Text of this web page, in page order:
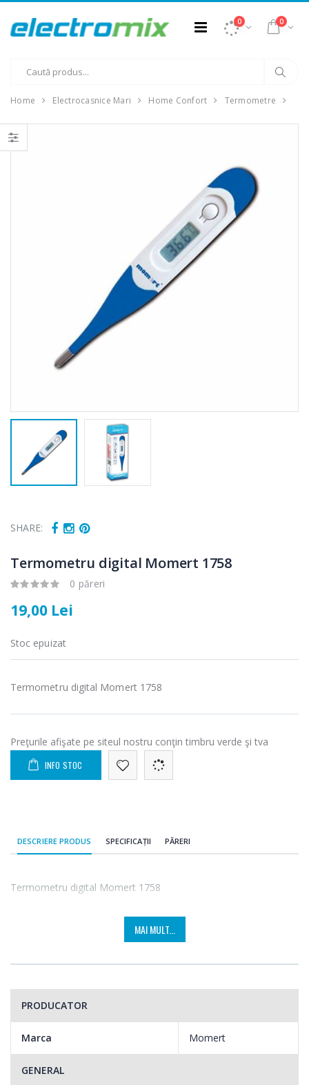
0 0
Home Electrocasnice Mari Home Confort Termometre
SHARE:
Termometru digital Momert 1758
0 păreri
19,00 Lei
Stoc epuizat
Termometru digital Momert 1758
Preţurile afişate pe siteul nostru conţin timbru verde şi tva
INFO STOC
DESCRIERE PRODUS SPECIFICAȚII PĂRERI
Termometru digital Momert 1758
MAI MULT...
PRODUCATOR
Marca Momert
GENERAL
Cuptor cu
Heinner ...
289,00 Lei
-33%
Espressor
automat
Heinner ...
...
Masina de tocat
-33%
Masina de tocat
carne